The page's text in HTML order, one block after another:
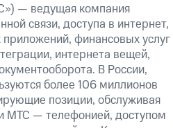
— ведущая компания
связи, доступа в интернет,
финансовых услуг
интернета вещей,
В России,
более 106 миллионов
позиции, обслуживая
МТС — телефонией, доступом